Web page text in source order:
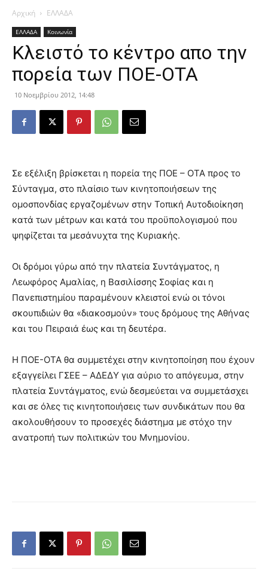
Αρχική ΕΛΛΑΔΑ
ΕΛΛΑΔΑ Κοινωνία
Κλειστό το κέντρο απο την
πορεία των ΠΟΕ-ΟΤΑ
10 Νοεμβρίου 2012, 14:48
Σε εξέλιξη βρίσκεται η πορεία της ΠΟΕ – ΟΤΑ προς το
Σύνταγμα, στο πλαίσιο των κινητοποιήσεων της
ομοσπονδίας εργαζομένων στην Τοπική Αυτοδιοίκηση
κατά των μέτρων και κατά του προϋπολογισμού που
ψηφίζεται τα μεσάνυχτα της Κυριακής.
Οι δρόμοι γύρω από την πλατεία Συντάγματος, η
Λεωφόρος Αμαλίας, η Βασιλίσσης Σοφίας και η
Πανεπιστημίου παραμένουν κλειστοί ενώ οι τόνοι
σκουπιδιών θα «διακοσμούν» τους δρόμους της Αθήνας
και του Πειραιά έως και τη δευτέρα.
Η ΠΟΕ-ΟΤΑ θα συμμετέχει στην κινητοποίηση που έχουν
εξαγγείλει ΓΣΕΕ – ΑΔΕΔΥ για αύριο το απόγευμα, στην
πλατεία Συντάγματος, ενώ δεσμεύεται να συμμετάσχει
και σε όλες τις κινητοποιήσεις των συνδικάτων που θα
ακολουθήσουν το προσεχές διάστημα με στόχο την
ανατροπή των πολιτικών του Μνημονίου.